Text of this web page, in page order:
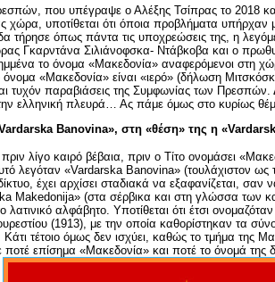
που υπέγραψε ο Αλέξης Τσίπρας το 2018
χώρα, υποτίθεται ότι όποια προβλήματα
όπως πάντα τις υποχρεώσεις της, η
Γκαρντάνα Σιλιάνοφσκα- Ντάβκοβα και ο
το όνομα «Μακεδονία» αναφερόμενοι στη
όνομα «Μακεδονία» είναι «ιερό» (δήλωση
τυχόν παραβιάσεις της Συμφωνίας των Πρεσπών.
την ελληνική πλευρά… Ας πάμε όμως στο κυρίως
Banovina», στη «θέση» της η «
λίγο καιρό βέβαια, πριν ο Τίτο ονομάσει
λεγόταν «Vardarska Banovina» (τουλάχιστον ως
έχει αρχίσει σταδιακά να εξαφανίζεται,
Makedonija» (στα σέρβικα και στη γλώσσα των
λατινικό αλφάβητο. Υποτίθεται ότι έτσι
(1913), με την οποία καθορίστηκαν τα
τέτοιο όμως δεν ισχύει, καθώς το τμήμα της
επίσημα «Μακεδονία» και ποτέ το όνομά της